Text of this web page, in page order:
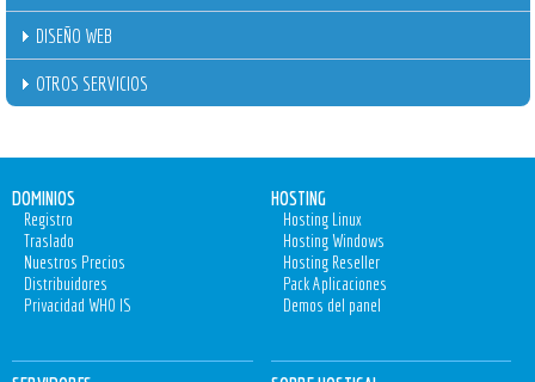
DISEÑO WEB
OTROS SERVICIOS
DOMINIOS
Registro
Traslado
Nuestros Precios
Distribuidores
Privacidad WHO IS
HOSTING
Hosting Linux
Hosting Windows
Hosting Reseller
Pack Aplicaciones
Demos del panel